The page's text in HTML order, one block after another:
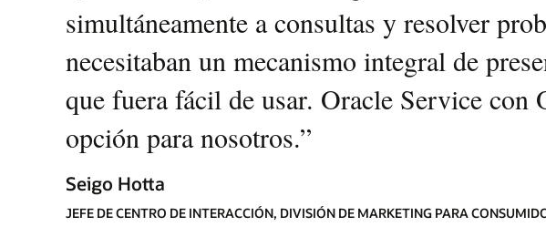
simultáneamente a consultas y resolver
necesitaban un mecanismo integral de
que fuera fácil de usar. Oracle Service
opción para nosotros.”
Seigo Hotta
JEFE DE CENTRO DE INTERACCIÓN, DIVISIÓN DE MARKETING PARA